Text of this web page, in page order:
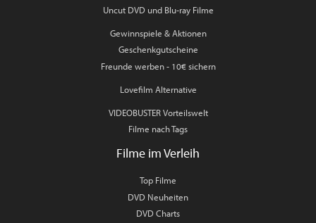
Uncut DVD und Blu-ray Filme
Gewinnspiele & Aktionen
Geschenkgutscheine
Freunde werben - 10€ sichern
Lovefilm Alternative
VIDEOBUSTER Vorteilswelt
Filme nach Tags
Filme im Verleih
Top Filme
DVD Neuheiten
DVD Charts